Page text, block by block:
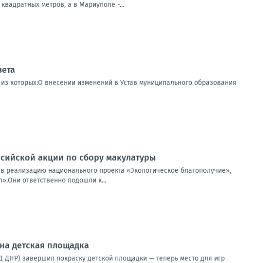
метров, а в Мариуполе -...
которых:О внесении изменений в Устав муниципального образования
акции по сбору макулатуры
национального проекта «Экологическое благополучие»,
ответственно подошли к...
детская площадка
завершил покраску детской площадки — теперь место для игр